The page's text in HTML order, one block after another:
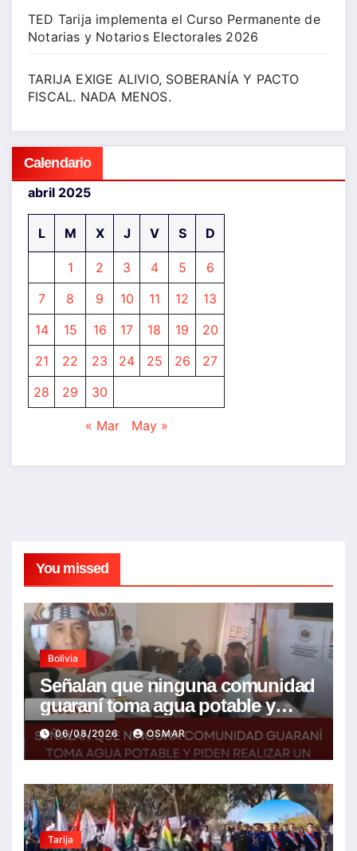
TED Tarija implementa el Curso Permanente de
Notarias y Notarios Electorales 2026
TARIJA EXIGE ALIVIO, SOBERANÍA Y PACTO
FISCAL. NADA MENOS.
Calendario
abril 2025
L M X J V S D
1 2 3 4 5
6
7
8 9 10 11 12
13
14
15 16 17 18 19
20
21
22 23 24 25 26
27
28
29 30
« Mar May »
You missed
Bolivia
Señalan que ninguna comunidad
guaraní toma agua potable y
piden realizar un Foro para
resolver la problemática
06/08/2026 OSMAR
Tarija